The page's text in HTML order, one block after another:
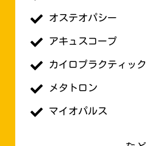
オステオパシー
アキュスコープ
カイロプラクティック
メタトロン
マイオパルス